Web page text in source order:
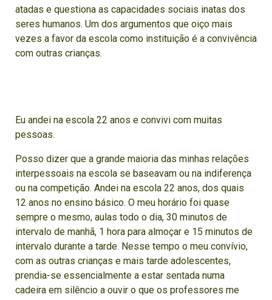
atadas e questiona as capacidades sociais inatas dos
seres humanos. Um dos argumentos que oiço mais
vezes a favor da escola como instituição é a convivência
com outras crianças.
Eu andei na escola 22 anos e convivi com muitas
pessoas.
Posso dizer que a grande maioria das minhas relações
interpessoais na escola se baseavam ou na indiferença
ou na competição. Andei na escola 22 anos, dos quais
12 anos no ensino básico. O meu horário foi quase
sempre o mesmo, aulas todo o dia, 30 minutos de
intervalo de manhã, 1 hora para almoçar e 15 minutos de
intervalo durante a tarde. Nesse tempo o meu convívio,
com as outras crianças e mais tarde adolescentes,
prendia-se essencialmente a estar sentada numa
cadeira em silêncio a ouvir o que os professores me